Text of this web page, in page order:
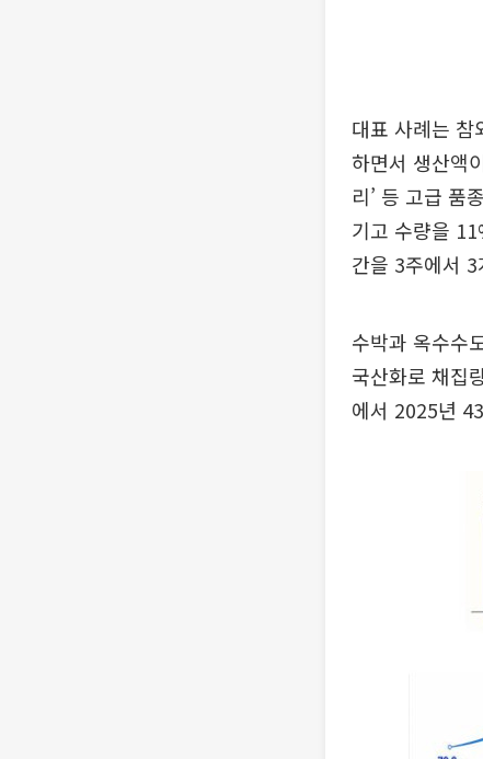
대표 사례는 참
하면서 생산액
리’ 등 고급 품
기고 수량을
간을 3주에서
수박과 옥수수
국산화로 채집
에서 2025년